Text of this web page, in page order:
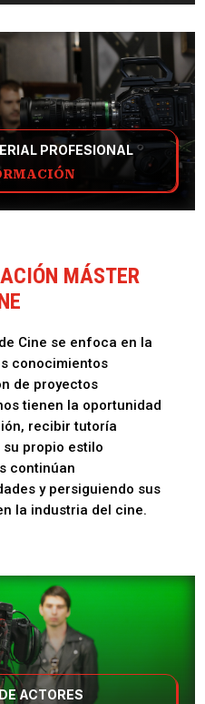
PROFESIONAL
MÁSTER
Cine se enfoca en la
conocimientos
de proyectos
tienen la oportunidad
recibir tutoría
propio estilo
continúan
y persiguiendo sus
la industria del cine.
ACTORES